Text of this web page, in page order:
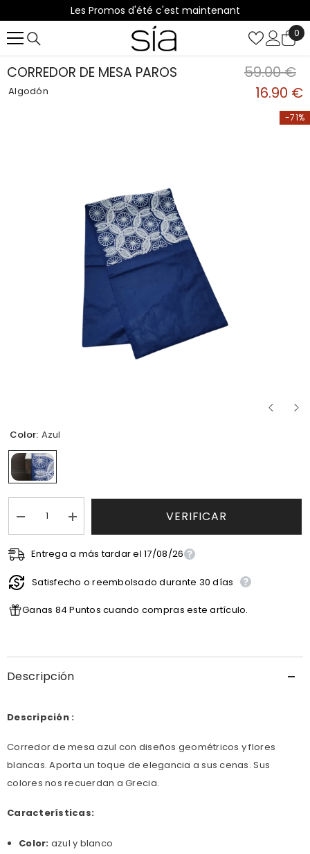
SALTAR AL CONTENIDO
Les Promos d'été c'est maintenant
0
0
CORREDOR DE MESA PAROS
Algodón
59.00 €
16.90 €
-71%
Color: Azul
Error:
interpolation
value
&quot;producto&quot;
for
la
cantidad
}}&quot;
Error:
interpolation
for
cantidad
}}&quot;
VERIFICAR
Entrega a más tardar el 17/08/26 Información de entrega
Satisfecho o reembolsado durante 30 días
Ganas 84 Puntos cuando compras este artículo.
Descripción
Descripción :
Corredor de mesa azul con diseños geométricos y flores
blancas. Aporta un toque de elegancia a sus cenas. Sus
colores nos recuerdan a Grecia.
Características:
Color: azul y blanco